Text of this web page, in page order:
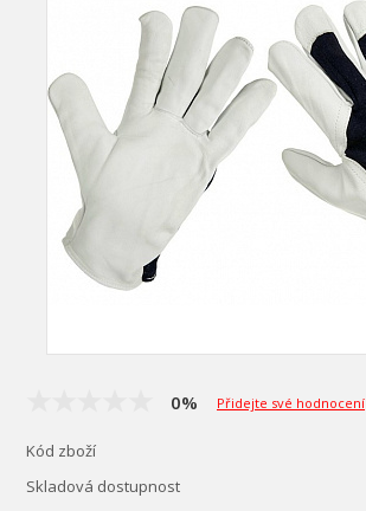
0% Přidejte své hodnocení
Kód zboží
Skladová dostupnost